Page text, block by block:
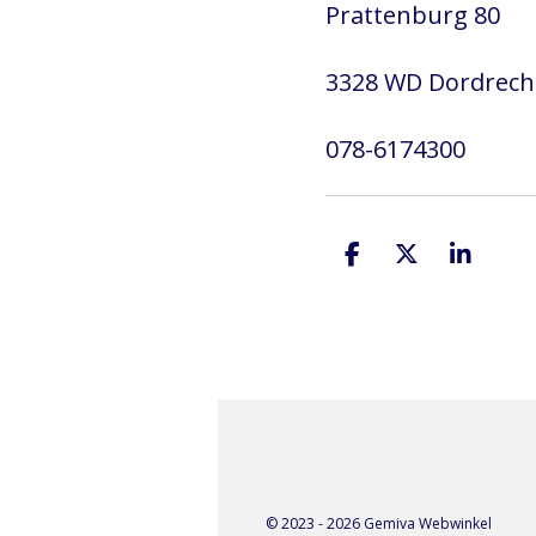
Prattenburg 80
3328 WD
078-6174300
D
D
S
© 2023 - 2026 Gemiva Webwinkel